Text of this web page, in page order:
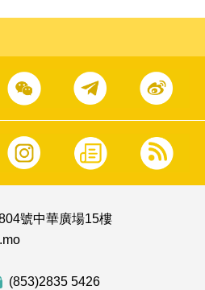
號中華廣場15樓
(853)2835 5426